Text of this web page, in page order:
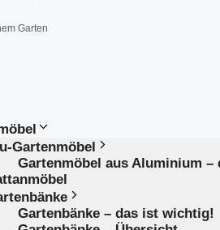
Garten
Gartenmöbel
Gartenmöbel aus Aluminium –
Gartenbänke – das ist wichtig!